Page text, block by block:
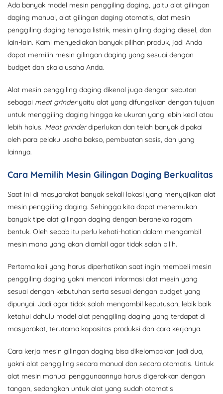
Ada banyak model mesin penggiling daging, yaitu alat gilingan
daging manual, alat gilingan daging otomatis, alat mesin
penggiling daging tenaga listrik, mesin giling daging diesel, dan
lain-lain. Kami menyediakan banyak pilihan produk, jadi Anda
dapat memilih mesin gilingan daging yang sesuai dengan
budget dan skala usaha Anda.
Alat mesin penggiling daging dikenal juga dengan sebutan
sebagai meat grinderyaitu alat yang difungsikan dengan tujuan
untuk menggiling daging hingga ke ukuran yang lebih kecil atau
lebih halus. Meat grinderdiperlukan dan telah banyak dipakai
oleh para pelaku usaha bakso, pembuatan sosis, dan yang
lainnya.
Cara Memilih Mesin Gilingan Daging Berkualitas
Saat ini di masyarakat banyak sekali lokasi yang menyajikan alat
mesin penggiling daging. Sehingga kita dapat menemukan
banyak tipe alat gilingan daging dengan beraneka ragam
bentuk. Oleh sebab itu perlu kehati-hatian dalam mengambil
mesin mana yang akan diambil agar tidak salah pilih.
Pertama kali yang harus diperhatikan saat ingin membeli mesin
penggiling daging yakni mencari informasi alat mesin yang
sesuai dengan kebutuhan serta sesuai dengan budget yang
dipunyai. Jadi agar tidak salah mengambil keputusan, lebik baik
ketahui dahulu model alat penggiling daging yang terdapat di
masyarakat, terutama kapasitas produksi dan cara kerjanya.
Cara kerja mesin gilingan daging bisa dikelompokan jadi dua,
yakni alat penggiling secara manual dan secara otomatis. Untuk
alat mesin manual penggunaannya harus digerakkan dengan
tangan, sedangkan untuk alat yang sudah otomatis